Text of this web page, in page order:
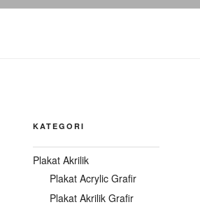
KATEGORI
Plakat Akrilik
Plakat Acrylic Grafir
Plakat Akrilik Grafir